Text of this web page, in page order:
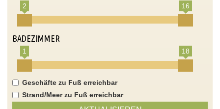
2 16
BADEZIMMER
1 18
Geschäfte zu Fuß erreichbar
Strand/Meer zu Fuß erreichbar